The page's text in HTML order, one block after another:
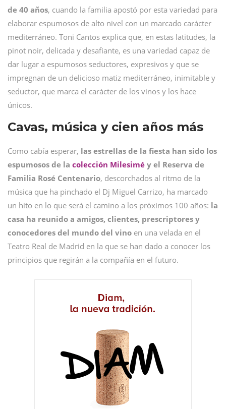
de 40 años, cuando la familia apostó por esta variedad para
elaborar espumosos de alto nivel con un marcado carácter
mediterráneo. Toni Cantos explica que, en estas latitudes, la
pinot noir, delicada y desafiante, es una variedad capaz de
dar lugar a espumosos seductores, expresivos y que se
impregnan de un delicioso matiz mediterráneo, inimitable y
seductor, que marca el carácter de los vinos y los hace
únicos.
Cavas, música y cien años más
Como cabía esperar, las estrellas de la fiesta han sido los
espumosos de la colección Milesimé y el Reserva de
Familia Rosé Centenario, descorchados al ritmo de la
música que ha pinchado el Dj Miguel Carrizo, ha marcado
un hito en lo que será el camino a los próximos 100 años: la
casa ha reunido a amigos, clientes, prescriptores y
conocedores del mundo del vino en una velada en el
Teatro Real de Madrid en la que se han dado a conocer los
principios que regirán a la compañía en el futuro.